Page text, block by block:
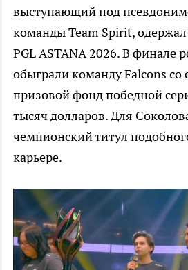
выступающий под
команды Team Spirit,
PGL ASTANA 2026. В финале
обыграли команду Falcons
призовой фонд победной
тысяч долларов. Для
чемпионский титул
карьере.